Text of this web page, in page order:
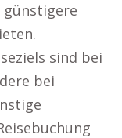
günstigere
sind bei
bei